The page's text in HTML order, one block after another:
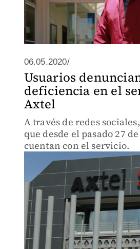
06.05.2020/
Usuarios
deficiencia en el
Axtel
A través de redes
que desde el pasado 27
cuentan con el servicio.